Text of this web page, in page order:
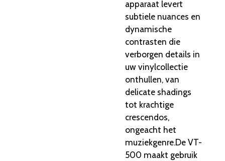
apparaat levert
subtiele nuances en
dynamische
contrasten die
verborgen details in
uw vinylcollectie
onthullen, van
delicate shadings
tot krachtige
crescendos,
ongeacht het
muziekgenre.De VT-
500 maakt gebruik